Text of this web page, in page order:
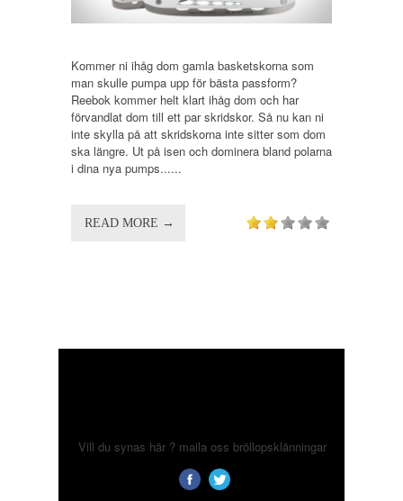
Kommer ni ihåg dom gamla basketskorna som
man skulle pumpa upp för bästa passform?
Reebok kommer helt klart ihåg dom och har
förvandlat dom till ett par skridskor. Så nu kan ni
inte skylla på att skridskorna inte sitter som dom
ska längre. Ut på isen och dominera bland polarna
i dina nya pumps......
READ MORE →
Vill du synas här ? maila oss bröllopsklänningar